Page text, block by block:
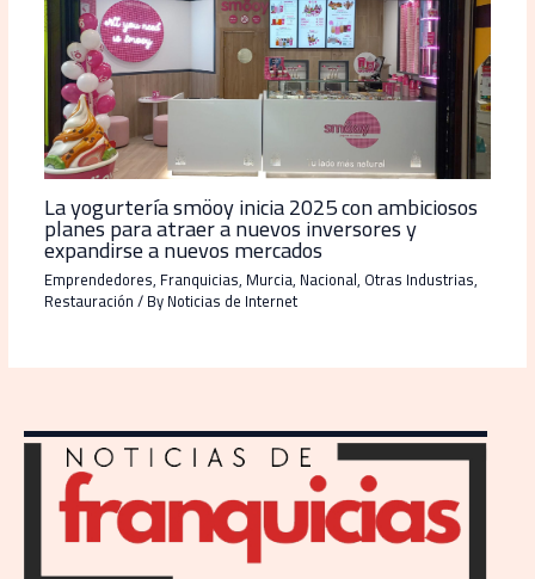
La yogurtería smöoy inicia 2025 con ambiciosos
planes para atraer a nuevos inversores y
expandirse a nuevos mercados
Emprendedores, Franquicias, Murcia, Nacional, Otras Industrias,
Restauración/ ByNoticias de Internet